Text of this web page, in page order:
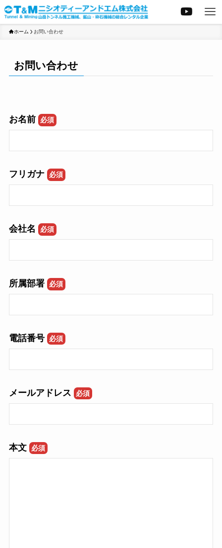
ホーム お問い合わせ
お問い合わせ
お名前 必須
フリガナ 必須
会社名 必須
所属部署 必須
電話番号 必須
メールアドレス 必須
本文 必須